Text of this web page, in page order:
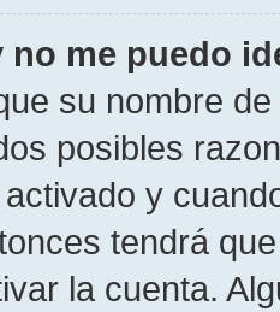
no me puedo
su nombre
posibles
y
tendrá
la cuenta.